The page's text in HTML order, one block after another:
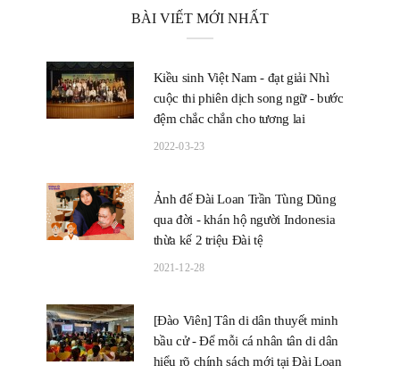
BÀI VIẾT MỚI NHẤT
Kiều sinh Việt Nam - đạt giải Nhì
cuộc thi phiên dịch song ngữ - bước
đệm chắc chắn cho tương lai
2022-03-23
Ảnh đế Đài Loan Trần Tùng Dũng
qua đời - khán hộ người Indonesia
thừa kế 2 triệu Đài tệ
2021-12-28
[Đào Viên] Tân di dân thuyết minh
bầu cử - Để mỗi cá nhân tân di dân
hiểu rõ chính sách mới tại Đài Loan